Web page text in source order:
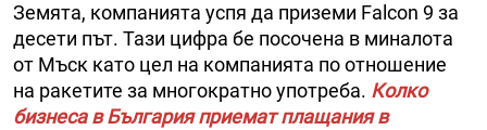
Земята, компанията успя да приземи Falcon 9 за
десети път. Тази цифра бе посочена в миналота
от Мъск като цел на компанията по отношение
на ракетите за многократно употреба. Колко
бизнеса в България приемат плащания в